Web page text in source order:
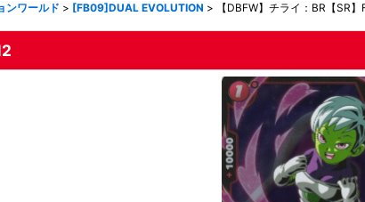
ンワールド > [FB09]DUAL EVOLUTION > 【DBFW】チライ：BR【SR